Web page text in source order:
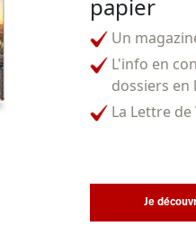
papier
Un
L'info en
dossiers en
La Lettre de
Je